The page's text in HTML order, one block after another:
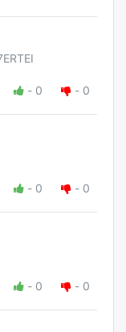
- 0 - 0
- 0 - 0
- 0 - 0